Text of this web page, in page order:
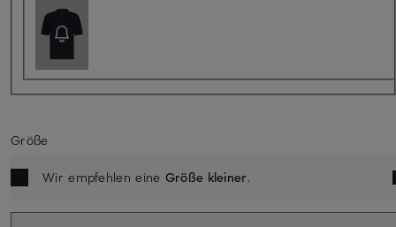
Größe
Wir empfehlen eine Größe kleiner.